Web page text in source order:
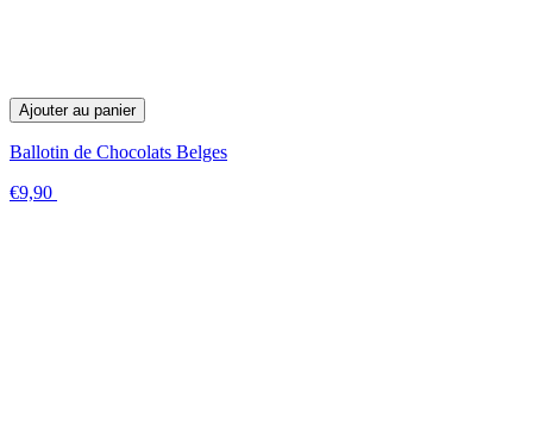
Ajouter au panier
Ballotin de Chocolats Belges
€9,90